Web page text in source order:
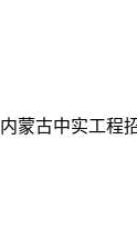
内蒙古中实工程